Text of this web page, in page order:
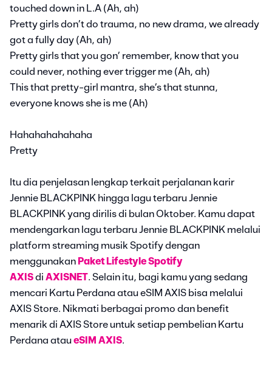
touched down in L.A (Ah, ah)
Pretty girls don’t do trauma, no new drama, we already
got a fully day (Ah, ah)
Pretty girls that you gon’ remember, know that you
could never, nothing ever trigger me (Ah, ah)
This that pretty-girl mantra, she’s that stunna,
everyone knows she is me (Ah)
Hahahahahahaha
Pretty
Itu dia penjelasan lengkap terkait perjalanan karir
Jennie BLACKPINK hingga lagu terbaru Jennie
BLACKPINK yang dirilis di bulan Oktober. Kamu dapat
mendengarkan lagu terbaru Jennie BLACKPINK melalui
platform streaming musik Spotify dengan
menggunakan Paket Lifestyle Spotify
AXISdi AXISNET. Selain itu, bagi kamu yang sedang
mencari Kartu Perdana atau eSIM AXIS bisa melalui
AXIS Store. Nikmati berbagai promo dan benefit
menarik di AXIS Store untuk setiap pembelian Kartu
Perdana atau eSIM AXIS.